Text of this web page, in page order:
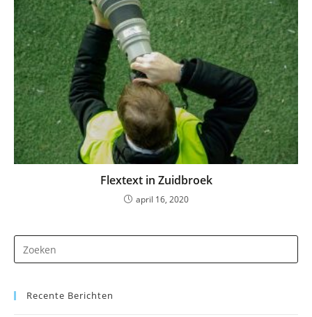
Flextext in Zuidbroek
april 16, 2020
op
Recente Berichten